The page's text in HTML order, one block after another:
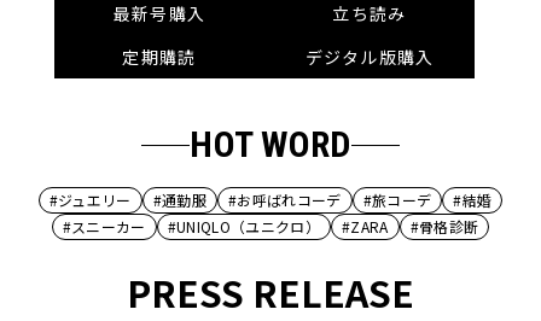
最新号購入
立ち読み
定期購読
デジタル版購入
HOT WORD
#ジュエリー #通勤服 #お呼ばれコーデ #旅コーデ
#結婚
#スニーカー
#UNIQLO（ユニクロ） #ZARA #骨格診断
PRESS RELEASE